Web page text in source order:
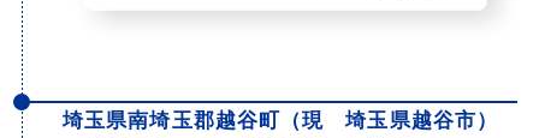
埼玉県南埼玉郡越谷町（現 埼玉県越谷市）